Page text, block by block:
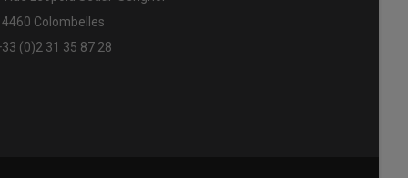
Colombelles
(0)2 31 35 87 28